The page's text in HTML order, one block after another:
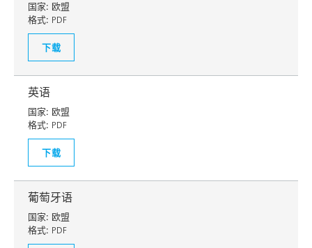
国家: 欧盟
格式: PDF
下载
英语
国家: 欧盟
格式: PDF
下载
葡萄牙语
国家: 欧盟
格式: PDF